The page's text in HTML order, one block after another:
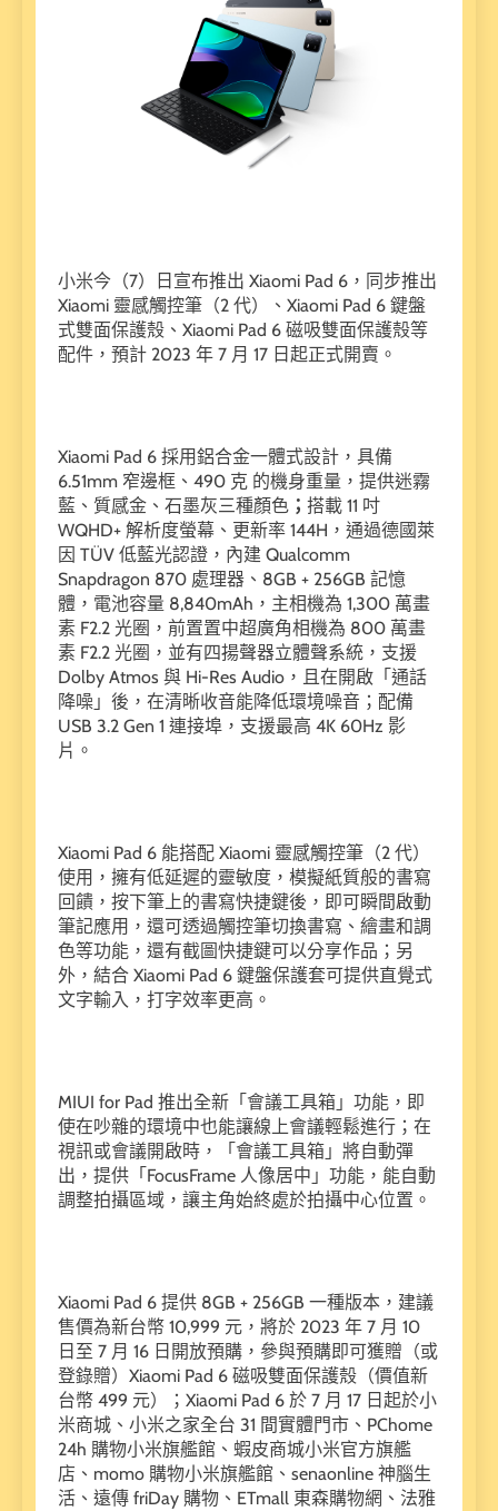
小米今（7）日宣布推出 Xiaomi Pad 6，同步推出
Xiaomi 靈感觸控筆（2 代）、Xiaomi Pad 6 鍵盤
式雙面保護殼、Xiaomi Pad 6 磁吸雙面保護殼等
配件，預計 2023 年 7 月 17 日起正式開賣。
Xiaomi Pad 6 採用鋁合金一體式設計，具備
6.51mm 窄邊框、490 克 的機身重量，提供迷霧
藍、質感金、石墨灰三種顏色 ； 搭載 11 吋
WQHD+ 解析度螢幕、更新率 144H，通過德國萊
因 TÜV 低藍光認證，內建 Qualcomm
Snapdragon 870 處理器、8GB + 256GB 記憶
體，電池容量 8,840mAh，主相機為 1,300 萬畫
素 F2.2 光圈，前置置中超廣角相機為 800 萬畫
素 F2.2 光圈，並有四揚聲器立體聲系統，支援
Dolby Atmos 與 Hi-Res Audio，且在開啟「通話
降噪」後，在清晰收音能降低環境噪音；配備
USB 3.2 Gen 1 連接埠，支援最高 4K 60Hz 影
片。
Xiaomi Pad 6 能搭配 Xiaomi 靈感觸控筆（2 代）
使用，擁有低延遲的靈敏度，模擬紙質般的書寫
回饋，按下筆上的書寫快捷鍵後，即可瞬間啟動
筆記應用，還可透過觸控筆切換書寫、繪畫和調
色等功能，還有截圖快捷鍵可以分享作品；另
外，結合 Xiaomi Pad 6 鍵盤保護套可提供直覺式
文字輸入，打字效率更高。
MIUI for Pad 推出全新「會議工具箱」功能，即
使在吵雜的環境中也能讓線上會議輕鬆進行；在
視訊或會議開啟時，「會議工具箱」將自動彈
出，提供「FocusFrame 人像居中」功能，能自動
調整拍攝區域，讓主角始終處於拍攝中心位置。
Xiaomi Pad 6 提供 8GB + 256GB 一種版本，建議
售價為新台幣 10,999 元，將於 2023 年 7 月 10
日至 7 月 16 日開放預購，參與預購即可獲贈（或
登錄贈）Xiaomi Pad 6 磁吸雙面保護殼（價值新
台幣 499 元）；Xiaomi Pad 6 於 7 月 17 日起於小
米商城、小米之家全台 31 間實體門市、PChome
24h 購物小米旗艦館、蝦皮商城小米官方旗艦
店、momo 購物小米旗艦館、senaonline 神腦生
活、遠傳 friDay 購物、ETmall 東森購物網、法雅